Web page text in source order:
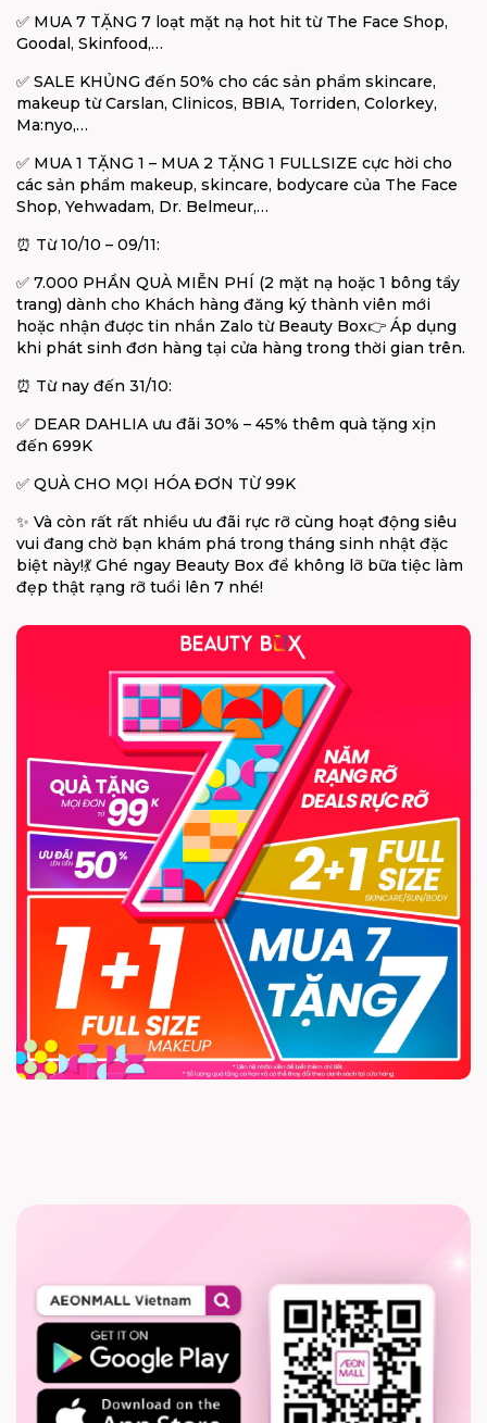
✅ MUA 7 TẶNG 7 loạt mặt nạ hot hit từ The Face Shop,
Goodal, Skinfood,…
✅ SALE KHỦNG đến 50% cho các sản phẩm skincare,
makeup từ Carslan, Clinicos, BBIA, Torriden, Colorkey,
Ma:nyo,…
✅ MUA 1 TẶNG 1 – MUA 2 TẶNG 1 FULLSIZE cực hời cho
các sản phẩm makeup, skincare, bodycare của The Face
Shop, Yehwadam, Dr. Belmeur,…
⏰ Từ 10/10 – 09/11:
✅ 7.000 PHẦN QUÀ MIỄN PHÍ (2 mặt nạ hoặc 1 bông tẩy
trang) dành cho Khách hàng đăng ký thành viên mới
hoặc nhận được tin nhắn Zalo từ Beauty Box👉 Áp dụng
khi phát sinh đơn hàng tại cửa hàng trong thời gian trên.
⏰ Từ nay đến 31/10:
✅ DEAR DAHLIA ưu đãi 30% – 45% thêm quà tặng xịn
đến 699K
✅ QUÀ CHO MỌI HÓA ĐƠN TỪ 99K
✨ Và còn rất rất nhiều ưu đãi rực rỡ cùng hoạt động siêu
vui đang chờ bạn khám phá trong tháng sinh nhật đặc
biệt này!💃 Ghé ngay Beauty Box để không lỡ bữa tiệc làm
đẹp thật rạng rỡ tuổi lên 7 nhé!